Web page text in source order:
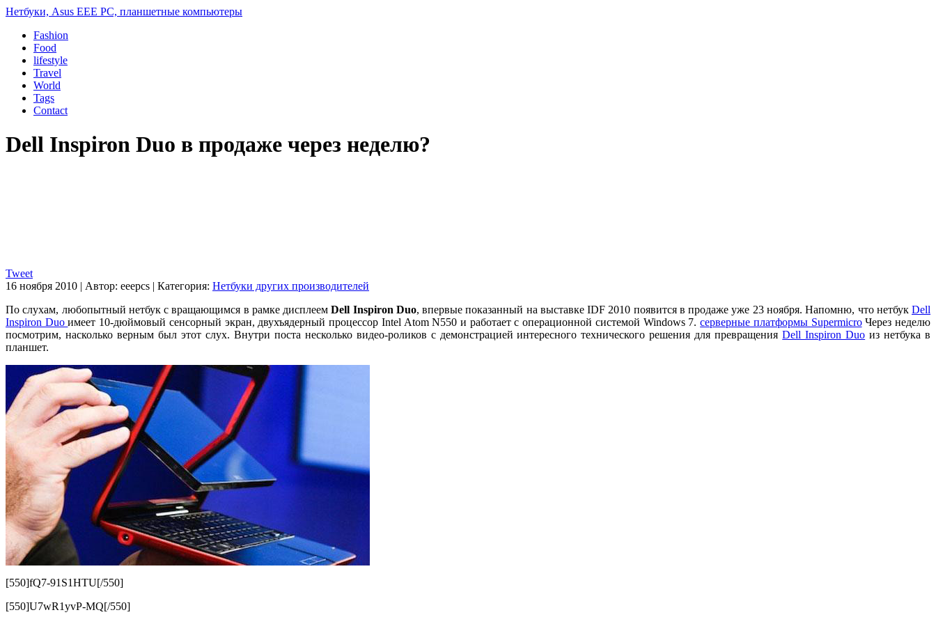
Нетбуки, Asus EEE PC, планшетные компьютеры
Fashion
Food
lifestyle
Travel
World
Tags
Contact
Dell Inspiron Duo в продаже через неделю?
Tweet
16 ноября 2010 | Автор: eeepcs | Категория: Нетбуки других производителей
По слухам, любопытный нетбук с вращающимся в рамке дисплеемDell Inspiron Duo, впервые показанный на выставке IDF 2010 появится в продаже уже 23 ноября. Напомню, что нетбукDell
Inspiron Duoимеет 10-дюймовый сенсорный экран, двухъядерный процессор Intel Atom N550 и работает с операционной системой Windows 7.серверные платформы SupermicroЧерез неделю
посмотрим, насколько верным был этот слух. Внутри поста несколько видео-роликов с демонстрацией интересного технического решения для превращенияDell Inspiron Duo из нетбука в
планшет.
[550]fQ7-91S1HTU[/550]
[550]U7wR1yvP-MQ[/550]